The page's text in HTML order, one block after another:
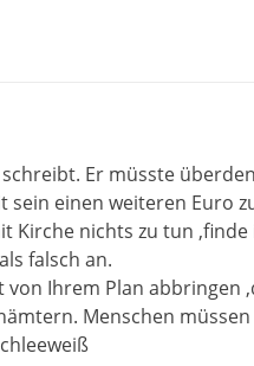
Er müsste
einen weiteren Euro
Kirche nichts zu tun
falsch an.
Ihrem Plan
Menschen